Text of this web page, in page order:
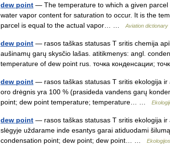
dew point — The temperature to which a given
water vapor content for saturation to occur. It is the
parcel is equal to the actual vapor… …
Aviation dictionary
dew point — rasos taškas statusas T sritis chemija
aušinamų garų skysčio lašas. atitikmenys: angl.
temperature of dew point rus. точка конденсации;
dew point — rasos taškas statusas T sritis ekologija
oro drėgnis yra 100 % (prasideda vandens garų
point; dew point temperature; temperature… …
dew point — rasos taškas statusas T sritis ekologija
slėgyje uždarame inde esantys garai atiduodami
condensation point; dew point; dew point… …